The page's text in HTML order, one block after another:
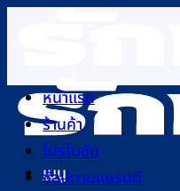
เนื้อหา
เมนู
หน้าแรก
ร้านค้า
โปรโมชัน
ช้อปตามแบรนด์